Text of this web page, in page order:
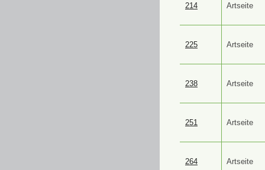
214 Artseite
225 Artseite
238 Artseite
251 Artseite
264 Artseite